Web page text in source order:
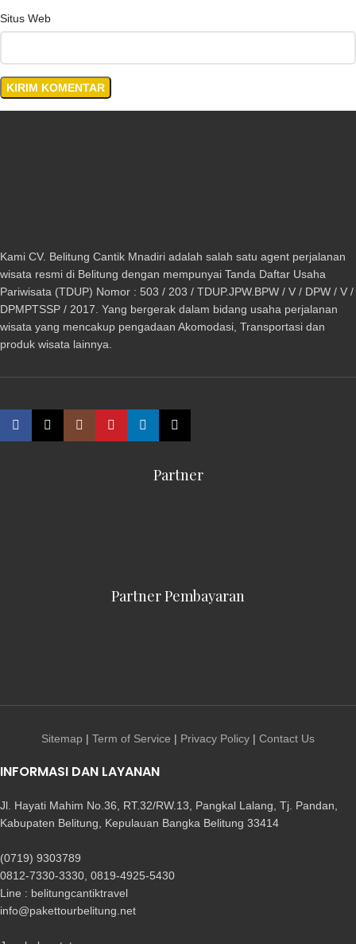
Situs Web
Kami CV. Belitung Cantik Mnadiri adalah salah satu agent perjalanan
wisata resmi di Belitung dengan mempunyai Tanda Daftar Usaha
Pariwisata (TDUP) Nomor : 503 / 203 / TDUP.JPW.BPW / V / DPW / V /
DPMPTSSP / 2017. Yang bergerak dalam bidang usaha perjalanan
wisata yang mencakup pengadaan Akomodasi, Transportasi dan
produk wisata lainnya.
Partner
Partner Pembayaran
Sitemap | Term of Service | Privacy Policy | Contact Us
INFORMASI DAN LAYANAN
Jl. Hayati Mahim No.36, RT.32/RW.13, Pangkal Lalang, Tj. Pandan,
Kabupaten Belitung, Kepulauan Bangka Belitung 33414
(0719) 9303789
0812-7330-3330, 0819-4925-5430
Line : belitungcantiktravel
info@pakettourbelitung.net